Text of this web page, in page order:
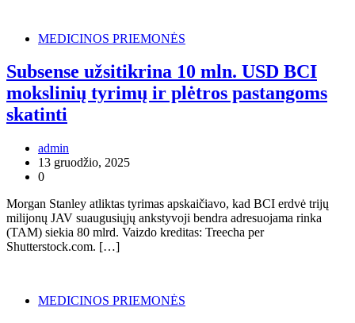
MEDICINOS PRIEMONĖS
Subsense užsitikrina 10 mln. USD BCI
mokslinių tyrimų ir plėtros pastangoms
skatinti
admin
13 gruodžio, 2025
0
Morgan Stanley atliktas tyrimas apskaičiavo, kad BCI erdvė trijų
milijonų JAV suaugusiųjų ankstyvoji bendra adresuojama rinka
(TAM) siekia 80 mlrd. Vaizdo kreditas: Treecha per
Shutterstock.com. […]
MEDICINOS PRIEMONĖS